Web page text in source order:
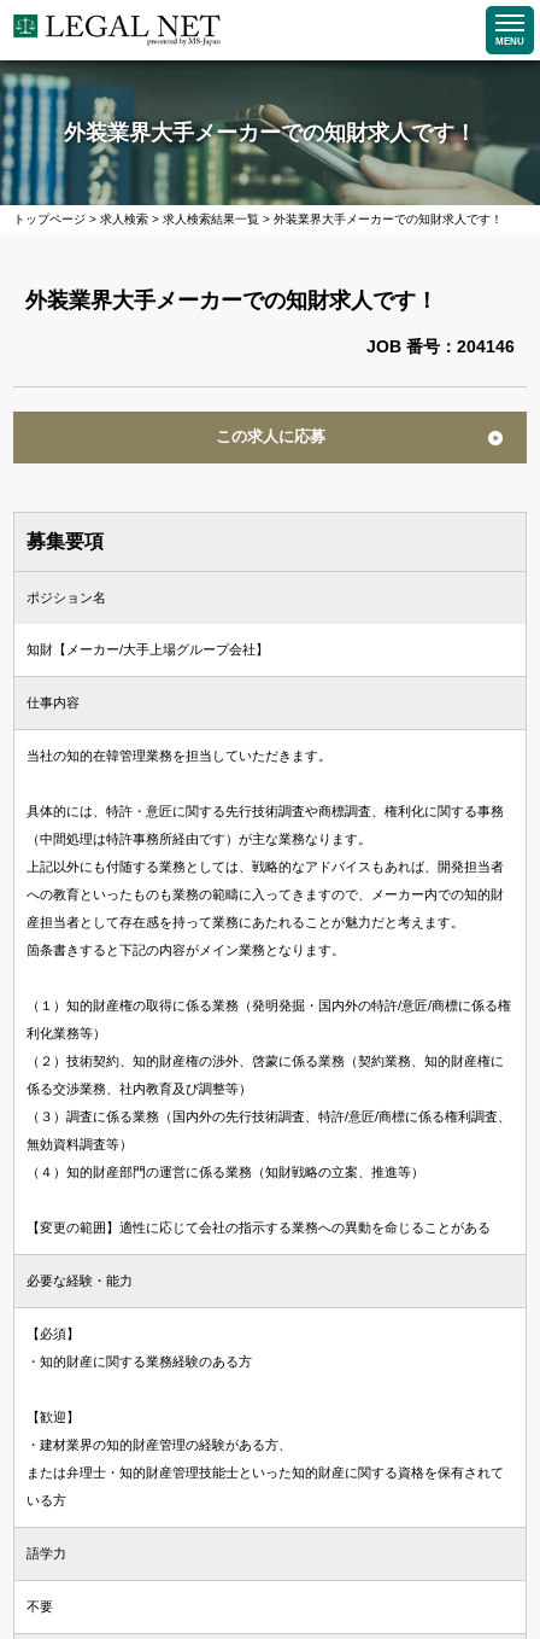
MENU
外装業界大手メーカーでの知財求人です！
トップページ >求人検索 >求人検索結果一覧 >外装業界大手メーカーでの知財求人です！
外装業界大手メーカーでの知財求人です！
JOB 番号：204146
この求人に応募
募集要項
ポジション名
知財【メーカー/大手上場グループ会社】
仕事内容
当社の知的在韓管理業務を担当していただきます。
具体的には、特許・意匠に関する先行技術調査や商標調査、権利化に関する事務
（中間処理は特許事務所経由です）が主な業務なります。
上記以外にも付随する業務としては、戦略的なアドバイスもあれば、開発担当者
への教育といったものも業務の範疇に入ってきますので、メーカー内での知的財
産担当者として存在感を持って業務にあたれることが魅力だと考えます。
箇条書きすると下記の内容がメイン業務となります。
（１）知的財産権の取得に係る業務（発明発掘・国内外の特許/意匠/商標に係る権
利化業務等）
（２）技術契約、知的財産権の渉外、啓蒙に係る業務（契約業務、知的財産権に
係る交渉業務、社内教育及び調整等）
（３）調査に係る業務（国内外の先行技術調査、特許/意匠/商標に係る権利調査、
無効資料調査等）
（４）知的財産部門の運営に係る業務（知財戦略の立案、推進等）
【変更の範囲】適性に応じて会社の指示する業務への異動を命じることがある
必要な経験・能力
【必須】
・知的財産に関する業務経験のある方
【歓迎】
・建材業界の知的財産管理の経験がある方、
または弁理士・知的財産管理技能士といった知的財産に関する資格を保有されて
いる方
語学力
不要